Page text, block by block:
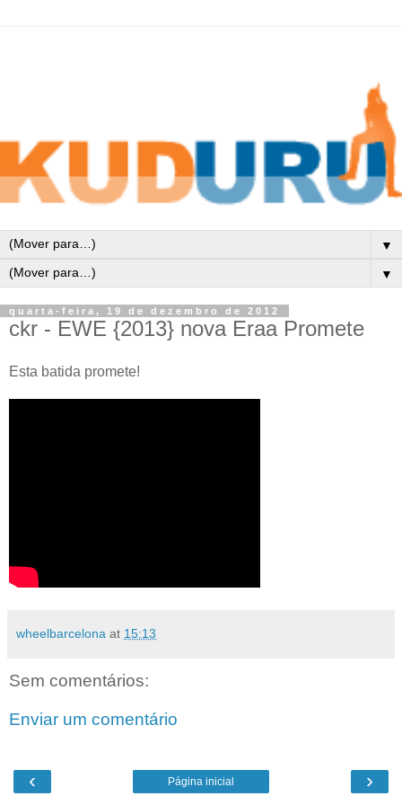
▼
▼
quarta-feira, 19 de dezembro de 2012
ckr - EWE {2013} nova Eraa Promete
Esta batida promete!
wheelbarcelona at 15:13
Sem comentários:
Enviar um comentário
‹ ›
Página inicial